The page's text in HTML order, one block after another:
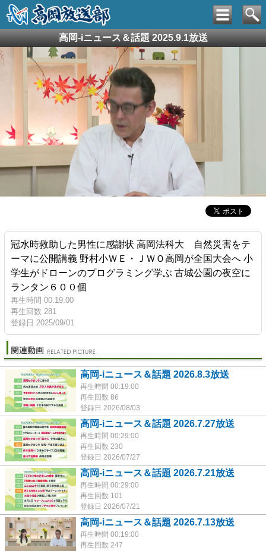
高岡-iニュース＆話題 2025.9.1放送
冠水時救助した男性に感謝状 高岡法科大 自然災害をテ
ーマに公開講義 野村小ＷＥ・ＪＷＯ高岡が全国大会へ 小
学生がドローンのプログラミング学ぶ 古城公園の夜空に
ランタン６００個
再生時間 00:19:00
再生回数 281
登録日 2025/09/01
高岡-iニュース＆話題 2026.8.3放送
再生時間 00:19:00
再生回数 86
登録日 2026/08/03
高岡-iニュース＆話題 2026.7.27放送
再生時間 00:29:00
再生回数 230
登録日 2026/07/27
高岡-iニュース＆話題 2026.7.21放送
再生時間 00:29:00
再生回数 101
登録日 2026/07/21
高岡-iニュース＆話題 2026.7.13放送
再生時間 00:19:00
再生回数 247